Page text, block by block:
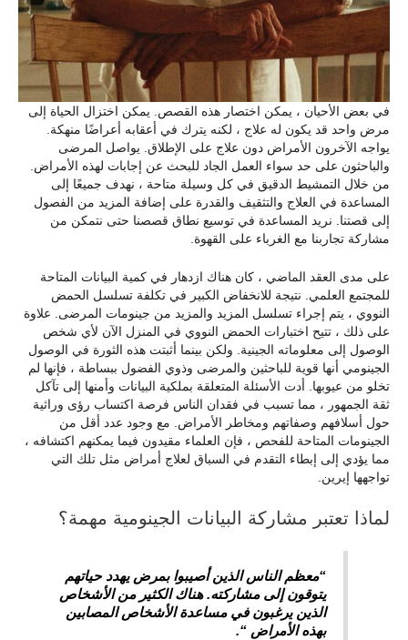
في بعض الأحيان ، يمكن اختصار هذه القصص. يمكن اختزال الحياة إلى
مرض واحد قد يكون له علاج ، لكنه يترك في أعقابه أعراضًا منهكة.
يواجه الآخرون الأمراض دون علاج على الإطلاق. يواصل المرضى
والباحثون على حد سواء العمل الجاد للبحث عن إجابات لهذه الأمراض.
من خلال التمشيط الدقيق في كل وسيلة متاحة ، نهدف جميعًا إلى
المساعدة في العلاج والتثقيف والقدرة على إضافة المزيد من الفصول
إلى قصتنا. نريد المساعدة في توسيع نطاق قصصنا حتى نتمكن من
مشاركة تجاربنا مع الغرباء على القهوة.
على مدى العقد الماضي ، كان هناك ازدهار في كمية البيانات المتاحة
للمجتمع العلمي. نتيجة للانخفاض الكبير في تكلفة تسلسل الحمض
النووي ، يتم إجراء تسلسل المزيد والمزيد من جينومات المرضى. علاوة
على ذلك ، تتيح اختبارات الحمض النووي في المنزل الآن لأي شخص
الوصول إلى معلوماته الجينية. ولكن بينما أثبتت هذه الثورة في الوصول
الجينومي أنها قوية للباحثين والمرضى وذوي الفضول ببساطة ، فإنها لم
تخلو من عيوبها. أدت الأسئلة المتعلقة بملكية البيانات وأمنها إلى تآكل
ثقة الجمهور ، مما تسبب في فقدان الناس فرصة اكتساب رؤى وراثية
حول أسلافهم وصفاتهم ومخاطر الأمراض. مع وجود عدد أقل من
الجينومات المتاحة للفحص ، فإن العلماء مقيدون فيما يمكنهم اكتشافه ،
مما يؤدي إلى إبطاء التقدم في السباق لعلاج أمراض مثل تلك التي
تواجهها إيرين.
لماذا تعتبر مشاركة البيانات الجينومية مهمة؟
“معظم الناس الذين أصيبوا بمرض يهدد حياتهم
يتوقون إلى مشاركته. هناك الكثير من الأشخاص
الذين يرغبون في مساعدة الأشخاص المصابين
بهذه الأمراض “.